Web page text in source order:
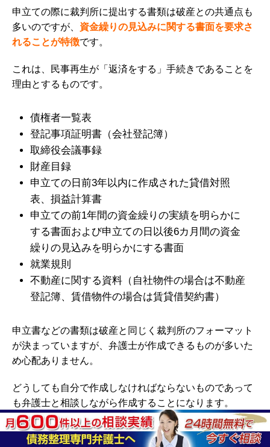
申立ての際に裁判所に提出する書類は破産との共通点も
多いのですが、 資金繰りの見込みに関する書面を要求さ
れることが特徴です。
これは、民事再生が「返済をする」手続きであることを
理由とするものです。
債権者一覧表
登記事項証明書（会社登記簿）
取締役会議事録
財産目録
申立ての日前3年以内に作成された貸借対照
表、損益計算書
申立ての前1年間の資金繰りの実績を明らかに
する書面および申立ての日以後6カ月間の資金
繰りの見込みを明らかにする書面
就業規則
不動産に関する資料（自社物件の場合は不動産
登記簿、賃借物件の場合は賃貸借契約書）
申立書などの書類は破産と同じく裁判所のフォーマット
が決まっていますが、弁護士が作成できるものが多いた
め心配ありません。
どうしても自分で作成しなければならないものであって
も弁護士と相談しながら作成することになります。
③再生手続の申立て・監督委員選任